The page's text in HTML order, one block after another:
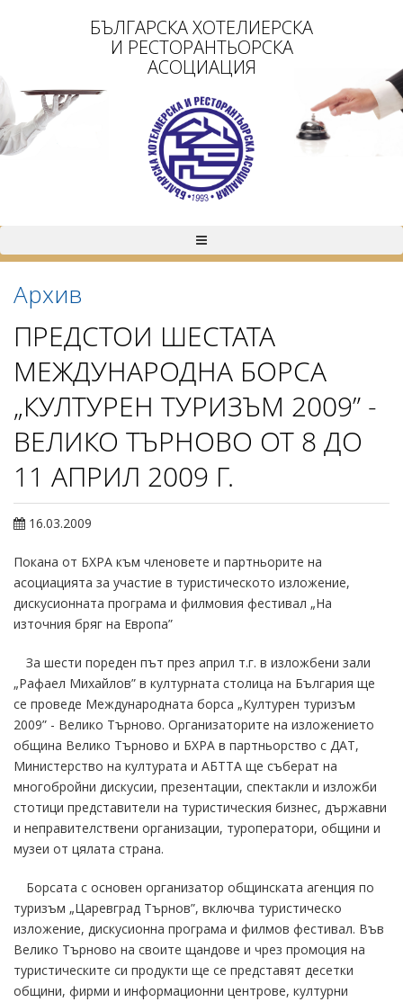
БЪЛГАРСКА ХОТЕЛИЕРСКА
И РЕСТОРАНТЬОРСКА
АСОЦИАЦИЯ
Архив
ПРЕДСТОИ ШЕСТАТА
МЕЖДУНАРОДНА БОРСА
„КУЛТУРЕН ТУРИЗЪМ 2009” -
ВЕЛИКО ТЪРНОВО ОТ 8 ДО
11 АПРИЛ 2009 Г.
16.03.2009
Покана от БХРА към членовете и партньорите на
асоциацията за участие в туристическото изложение,
дискусионната програма и филмовия фестивал „На
източния бряг на Европа”
За шести пореден път през април т.г. в изложбени зали
„Рафаел Михайлов” в културната столица на България ще
се проведе Международната борса „Културен туризъм
2009” - Велико Търново. Организаторите на изложението
община Велико Търново и БХРА в партньорство с ДАТ,
Министерство на културата и АБТТА ще съберат на
многобройни дискусии, презентации, спектакли и изложби
стотици представители на туристическия бизнес, държавни
и неправителствени организации, туроператори, общини и
музеи от цялата страна.
Борсата с основен организатор общинската агенция по
туризъм „Царевград Търнов”, включва туристическо
изложение, дискусионна програма и филмов фестивал. Във
Велико Търново на своите щандове и чрез промоция на
туристическите си продукти ще се представят десетки
общини, фирми и информационни центрове, културни